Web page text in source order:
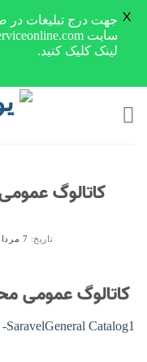
کاتالوگ
تاریخ: 7 مرداد 1399
کاتالوگ عمومی
SaravelGeneral Catalog1-
جهت درج تبلیغات در
لینک کلیک کنید.
X